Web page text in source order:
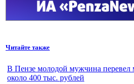
Читайте также
В Пензе молодой мужчина
около 400 тыс. рублей